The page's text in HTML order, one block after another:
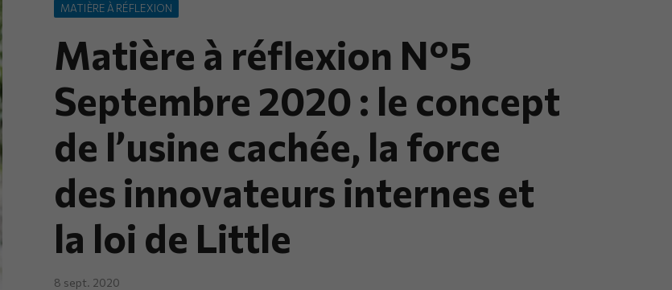
MATIÈRE À RÉFLEXION
Matière à réflexion N°5
Septembre 2020 : le concept
de l’usine cachée, la force
des innovateurs internes et
la loi de Little
8 sept. 2020